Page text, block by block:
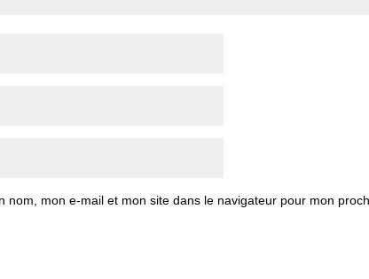
nom, mon e-mail et mon site dans le navigateur pour mon